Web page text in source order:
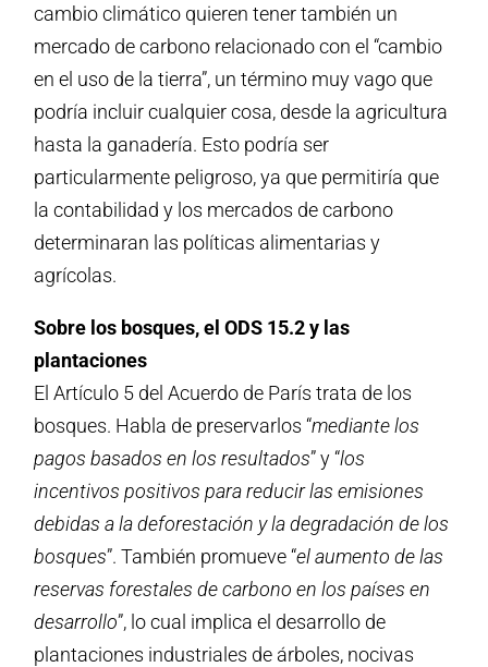
cambio climático quieren tener también un
mercado de carbono relacionado con el “cambio
en el uso de la tierra”, un término muy vago que
podría incluir cualquier cosa, desde la agricultura
hasta la ganadería. Esto podría ser
particularmente peligroso, ya que permitiría que
la contabilidad y los mercados de carbono
determinaran las políticas alimentarias y
agrícolas.
Sobre los bosques, el ODS 15.2 y las
plantaciones
El Artículo 5 del Acuerdo de París trata de los
bosques. Habla de preservarlos “mediante los
pagos basados en los resultados” y “los
incentivos positivos para reducir las emisiones
debidas a la deforestación y la degradación de los
bosques”. También promueve “el aumento de las
reservas forestales de carbono en los países en
desarrollo”, lo cual implica el desarrollo de
plantaciones industriales de árboles, nocivas